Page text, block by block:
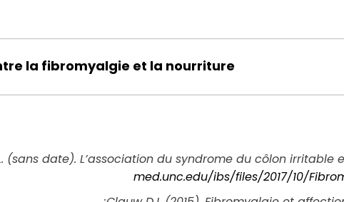
la fibromyalgie et la nourriture
(sans date). L’association du syndrome du côlon irritable
med.unc.edu/ibs/files/2017/10/